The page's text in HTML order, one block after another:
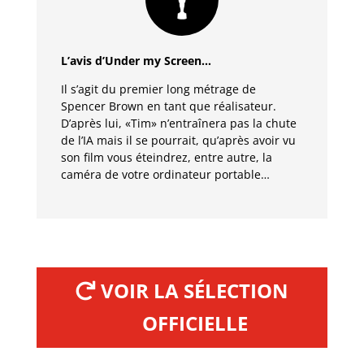
L’avis d’Under my Screen…
Il s’agit du premier long métrage de
Spencer Brown en tant que réalisateur.
D’après lui, «Tim» n’entraînera pas la chute
de l’IA mais il se pourrait, qu’après avoir vu
son film vous éteindrez, entre autre, la
caméra de votre ordinateur portable…
VOIR LA SÉLECTION
OFFICIELLE